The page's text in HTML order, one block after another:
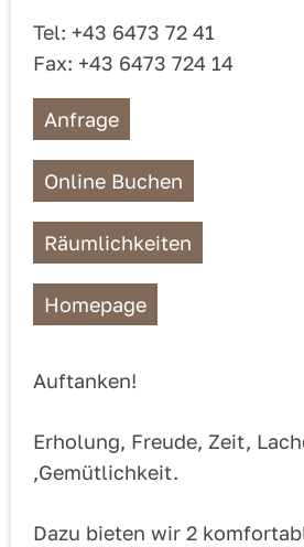
Tel: +43 6473 72 41
Fax: +43 6473 724 14
Anfrage
Online Buchen
Räumlichkeiten
Homepage
Auftanken!
Erholung, Freude, Zeit,
,Gemütlichkeit.
Dazu bieten wir 2